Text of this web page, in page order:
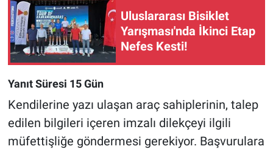
Uluslararası Bisiklet
Yarışması'nda İkinci Etap
Nefes Kesti!
Yanıt Süresi 15 Gün
Kendilerine yazı ulaşan araç sahiplerinin, talep
edilen bilgileri içeren imzalı dilekçeyi ilgili
müfettişliğe göndermesi gerekiyor. Başvurulara